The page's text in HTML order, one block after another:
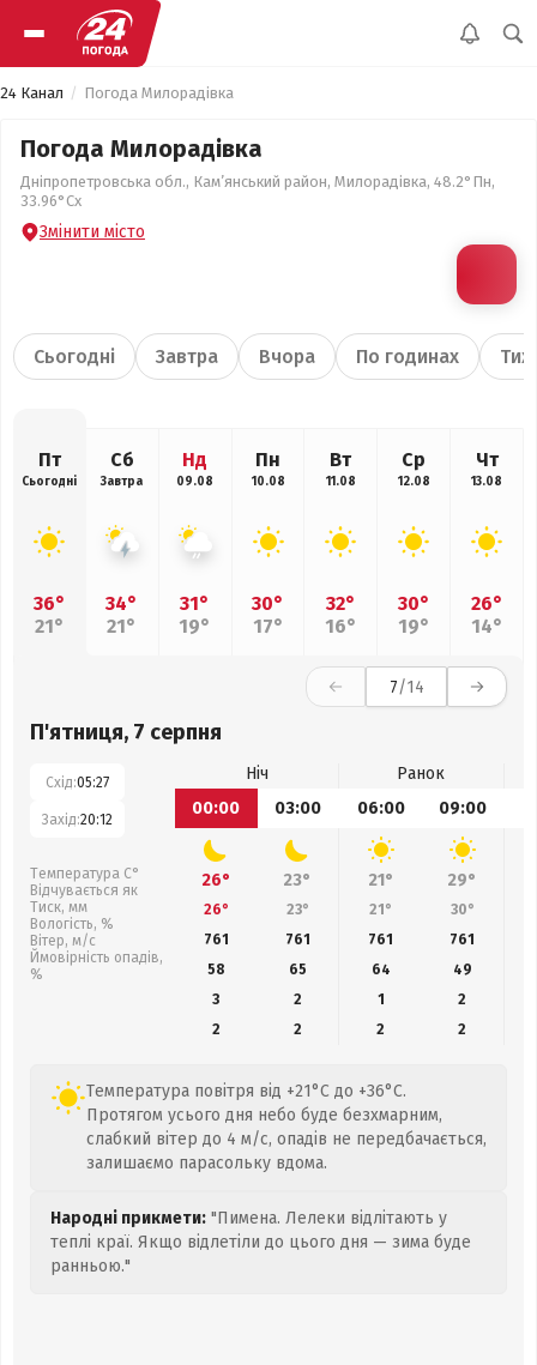
24 Канал Погода Милорадівка
Погода Милорадівка
Дніпропетровська обл., Кам’янський район, Милорадівка, 48.2°Пн,
33.96°Сх
Змінити місто
Сьогодні Завтра Вчора По годинах
Пт
Сьогодні
36°
21°
Сб
Завтра
34°
21°
Нд
09.08
31°
19°
Пн
10.08
30°
17°
Вт
11.08
32°
16°
Ср
12.08
30°
19°
Чт
13.08
26°
14°
7/14
П'ятниця, 7 серпня
Схід:05:27
Захід:20:12
Температура С°
Відчувається як
Тиск, мм
Вологість, %
Вітер, м/с
Ймовірність опадів,
%
Ніч
Ранок
00:00
03:00 06:00 09:00
26° 23° 21° 29°
26° 23° 21° 30°
761
761 761 761
58
65 64
49
3
2 1
2
2
2 2 2
Температура повітря від +21°C до +36°C.
Протягом усього дня небо буде безхмарним,
слабкий вітер до 4 м/с, опадів не передбачається,
залишаємо парасольку вдома.
Народні прикмети: "Пимена. Лелеки відлітають у
теплі краї. Якщо відлетіли до цього дня — зима буде
ранньою."